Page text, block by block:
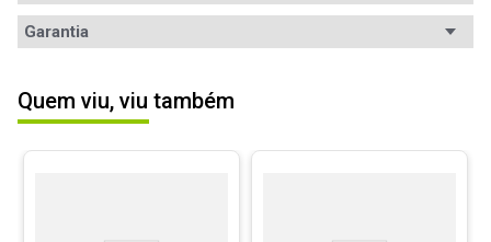
Avaliações
ESCREVER AVALIAÇÃO
Garantia
Informações A garantia deste produto é exercida com a WAZ
em meses na nota fiscal. Contato:
Quem viu, viu também